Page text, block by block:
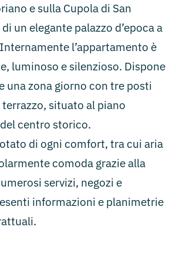
e sulla Cupola di San
un elegante palazzo d’epoca a
l’appartamento è
luminoso e silenzioso. Dispone
una zona giorno con tre posti
situato al piano
centro storico.
di ogni comfort, tra cui aria
comoda grazie alla
servizi, negozi e
informazioni e planimetrie